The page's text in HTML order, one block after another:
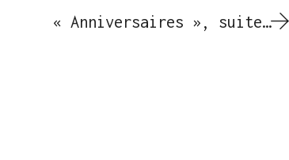
« Anniversaires », suite…